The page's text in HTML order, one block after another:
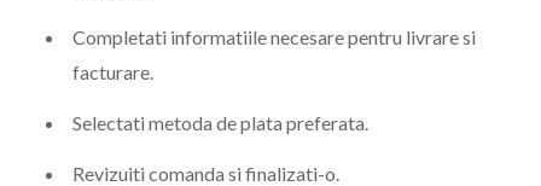
Completati informatiile necesare pentru livrare si
facturare.
Selectati metoda de plata preferata.
Revizuiti comanda si finalizati-o.